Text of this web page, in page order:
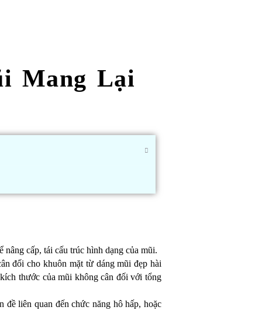
Mang Lại
cấp, tái cấu trúc hình dạng của mũi.
đối cho khuôn mặt từ dáng mũi đẹp hài
thước của mũi không cân đối với tổng
liên quan đến chức năng hô hấp, hoặc